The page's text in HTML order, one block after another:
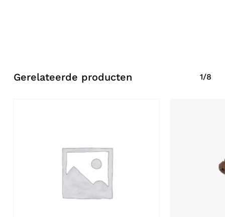
Gerelateerde producten 1/8